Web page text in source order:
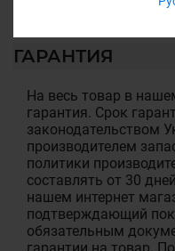
ГАРАНТИЯ
На весь товар в
гарантия. Срок
законодательством
производителем
политики
составлять от 30
нашем интернет
подтверждающий
обязательным